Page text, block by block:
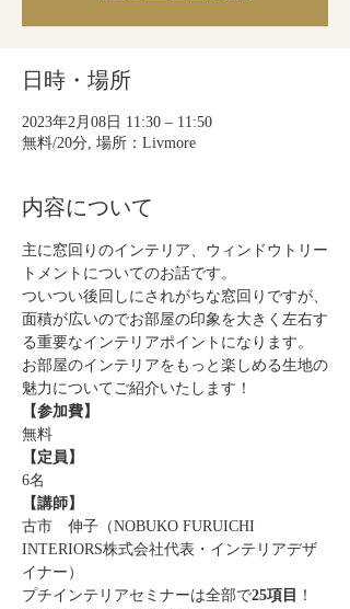
日時・場所
2023年2月08日 11:30 – 11:50
無料/20分, 場所：Livmore
内容について
主に窓回りのインテリア、ウィンドウトリー
トメントについてのお話です。
ついつい後回しにされがちな窓回りですが、
面積が広いのでお部屋の印象を大きく左右す
る重要なインテリアポイントになります。
お部屋のインテリアをもっと楽しめる生地の
魅力についてご紹介いたします！
【参加費】
無料
【定員】
6名
【講師】
古市　伸子（NOBUKO FURUICHI
INTERIORS株式会社代表・インテリアデザ
イナー）
プチインテリアセミナーは全部で25項目 ！